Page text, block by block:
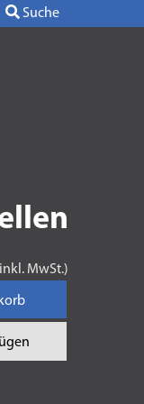
Suche
MwSt.)